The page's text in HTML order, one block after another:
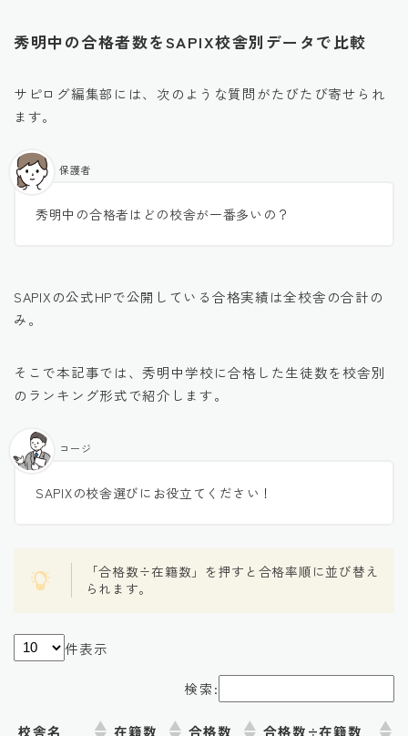
秀明中の合格者数をSAPIX校舎別データで比較
サピログ編集部には、次のような質問がたびたび寄せられ
ます。
秀明中の合格者はどの校舎が一番多いの？
保護者
SAPIXの公式HPで公開している合格実績は全校舎の合計の
み。
そこで本記事では、秀明中学校に合格した生徒数を校舎別
のランキング形式で紹介します。
SAPIXの校舎選びにお役立てください！
コージ
「合格数÷在籍数」を押すと合格率順に並び替え
られます。
件表示
検索:
校舎名 在籍数 合格数
合格数÷在籍数